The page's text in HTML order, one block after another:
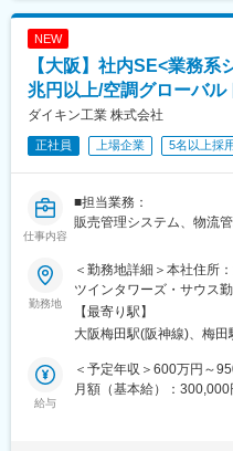
・全社基幹システムや工
※現在は生産管理システム
＜一日のスケジュール例＞
8：30 ：出社
11：00 ：他部署からの相
改善）
12：40 ：デジタル部門と
14：00 ：OA機器のトラ
15：00 ：各種作業、途中
16：00 ：実績データ抽出
17：20 ：退社
■当社について：
NEW
【大阪】社内SE<業務
兆円以上/空調グローバル
ダイキン工業 株式会社
正社員 上場企業 5名以上採
仕事内容
■担当業務：
販売管理システム、物流
務等)支援システムなど
す。
・現場の業務分析から改
して取りまとめ、自社メ
ながら設計、開発、導入
て頂きます。
・CAD/PLMシステムはグ
国内拠点だけでなくグロ
勤務地
＜勤務地詳細＞本社住所
ツインタワーズ・サウス
対策：屋内全面禁煙変更
ワーク含む）
【最寄り駅】
大阪梅田駅(阪神線)、梅
給与
＜予定年収＞600万円～
月額（基本給）：